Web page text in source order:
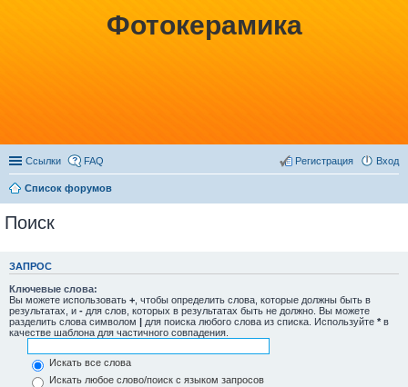
Фотокерамика
Ссылки FAQ Вход
Регистрация
Список форумов
Поиск
ЗАПРОС
Ключевые слова:
Вы можете использовать + , чтобы определить слова, которые должны быть в
результатах, и - для слов, которых в результатах быть не должно. Вы можете
разделить слова символом | для поиска любого слова из списка. Используйте * в
качестве шаблона для частичного совпадения.
Искать все слова
Искать любое слово/поиск с языком запросов